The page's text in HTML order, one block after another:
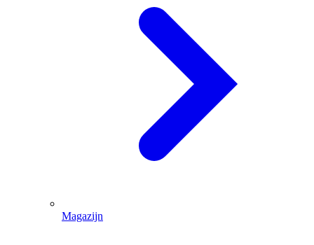
Magazijn